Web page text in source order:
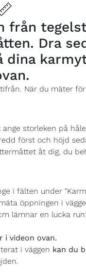
från
Dra
När du mäter
storleken på
först och höjd
åt dig, du
i fälten under
öppningen i
lämnar en lucka
i videon ovan.
i väggen kan du